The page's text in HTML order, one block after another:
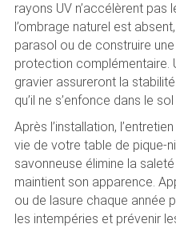
rayons UV n’accélèrent pas
l’ombrage naturel est
parasol ou de construire
protection complémentaire.
gravier assureront la
qu’il ne s’enfonce dans le
Après l’installation,
vie de votre table de pique-
savonneuse élimine la
maintient son apparence.
ou de lasure chaque année
les intempéries et prévenir